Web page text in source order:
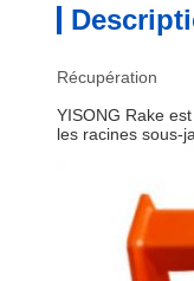
Récupération
YISONG Rake
les racines sous-